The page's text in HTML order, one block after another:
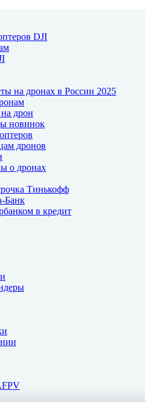
DJI
на дронах в России 2025
дрон
новинок
дронов
о дронах
Тинькофф
Банк
в кредит